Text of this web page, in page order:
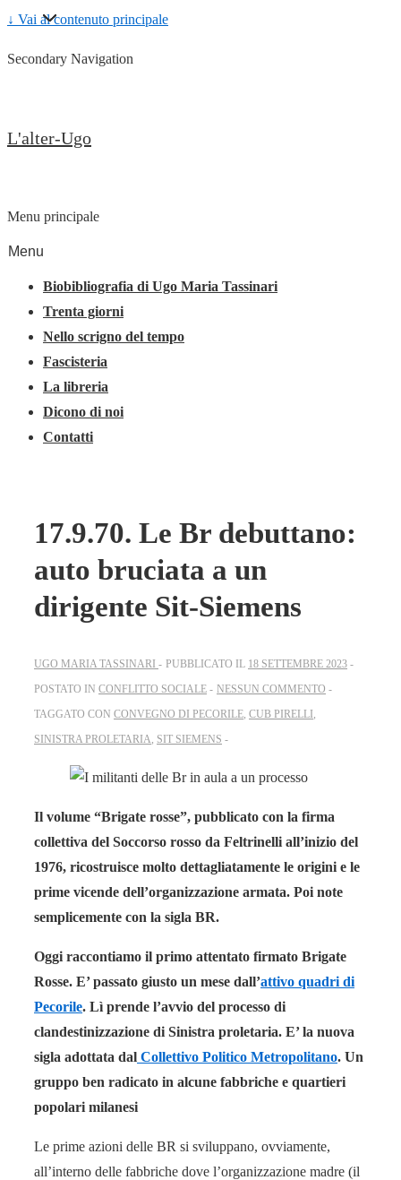
↓ Vai al contenuto principale
Secondary Navigation
L'alter-Ugo
Menu principale
Menu
Biobibliografia di Ugo Maria Tassinari
Trenta giorni
Nello scrigno del tempo
Fascisteria
La libreria
Dicono di noi
Contatti
17.9.70. Le Br debuttano:
auto bruciata a un
dirigente Sit-Siemens
UGO MARIA TASSINARI PUBBLICATO IL 18 SETTEMBRE 2023
POSTATO IN CONFLITTO SOCIALE
NESSUN COMMENTO
TAGGATO CON CONVEGNO DI PECORILE CUB PIRELLI
SINISTRA PROLETARIA SIT SIEMENS
Il volume “Brigate rosse”, pubblicato con la firma
collettiva del Soccorso rosso da Feltrinelli all’inizio del
1976, ricostruisce molto dettagliatamente le origini e le
prime vicende dell’organizzazione armata. Poi note
semplicemente con la sigla BR.
Oggi raccontiamo il primo attentato firmato Brigate
Rosse. E’ passato giusto un mese dall’attivo quadri di
Pecorile. Lì prende l’avvio del processo di
clandestinizzazione di Sinistra proletaria. E’ la nuova
sigla adottata dal Collettivo Politico Metropolitano. Un
gruppo ben radicato in alcune fabbriche e quartieri
popolari milanesi
Le prime azioni delle BR si sviluppano, ovviamente,
all’interno delle fabbriche dove l’organizzazione madre (il